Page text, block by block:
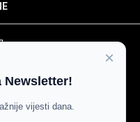
×
Newsletter!
vijesti dana.